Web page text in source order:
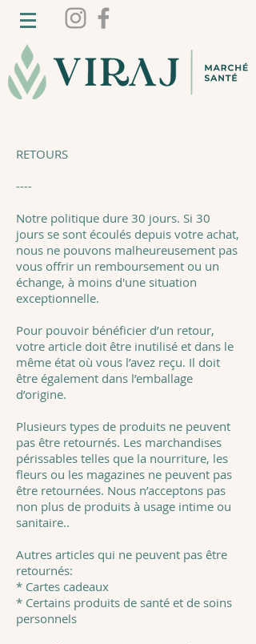
RETOURS
----
Notre politique dure 30 jours. Si 30
jours se sont écoulés depuis votre achat,
nous ne pouvons malheureusement pas
vous offrir un remboursement ou un
échange, à moins d'une situation
exceptionnelle.
Pour pouvoir bénéficier d’un retour,
votre article doit être inutilisé et dans le
même état où vous l’avez reçu. Il doit
être également dans l’emballage
d’origine.
Plusieurs types de produits ne peuvent
pas être retournés. Les marchandises
périssables telles que la nourriture, les
fleurs ou les magazines ne peuvent pas
être retournées. Nous n’acceptons pas
non plus de produits à usage intime ou
sanitaire..
Autres articles qui ne peuvent pas être
retournés:
* Cartes cadeaux
* Certains produits de santé et de soins
personnels